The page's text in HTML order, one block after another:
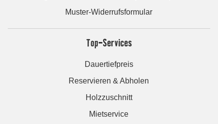
Muster-Widerrufsformular
Top-Services
Dauertiefpreis
Reservieren & Abholen
Holzzuschnitt
Mietservice